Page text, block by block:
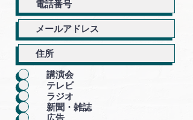
講演会
テレビ
ラジオ
新聞・雑誌
広告